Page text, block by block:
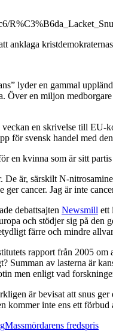
anklaga
lyder en gammal
en miljon
en skrivelse till EU-
för svensk handel med
en kvinna som är sitt
är, särskilt N-
cancer. Jag är inte
debattsajten Newsmill ett
och stödjer sig på den
färre och mindre
rapport från 2005
Summan av lasterna är
men enligt vad
är bevisat att snus
kommer inte ens ett
Massmördarens fredspris